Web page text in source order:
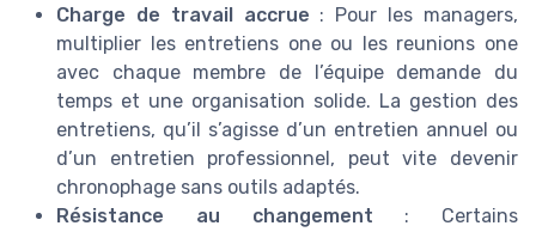
Charge de travail accrue : Pour les managers,
multiplier les entretiens one ou les reunions one
avec chaque membre de l’équipe demande du
temps et une organisation solide. La gestion des
entretiens, qu’il s’agisse d’un entretien annuel ou
d’un entretien professionnel, peut vite devenir
chronophage sans outils adaptés.
Résistance au changement : Certains